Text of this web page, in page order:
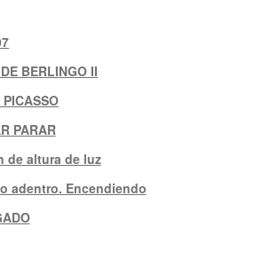
BERLINGO II
PARAR
de altura de luz
adentro. Encendiendo